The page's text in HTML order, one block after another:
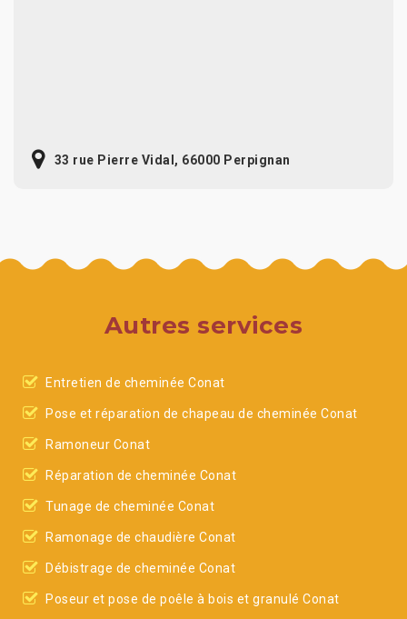
33 rue Pierre Vidal, 66000 Perpignan
Autres services
Entretien de cheminée Conat
Pose et réparation de chapeau de cheminée Conat
Ramoneur Conat
Réparation de cheminée Conat
Tunage de cheminée Conat
Ramonage de chaudière Conat
Débistrage de cheminée Conat
Poseur et pose de poêle à bois et granulé Conat